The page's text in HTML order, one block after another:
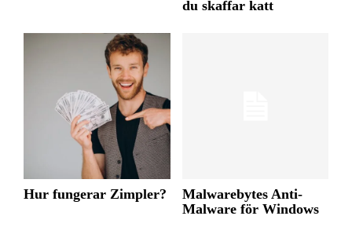
du skaffar katt
Hur fungerar Zimpler?
Malwarebytes Anti-
Malware för Windows